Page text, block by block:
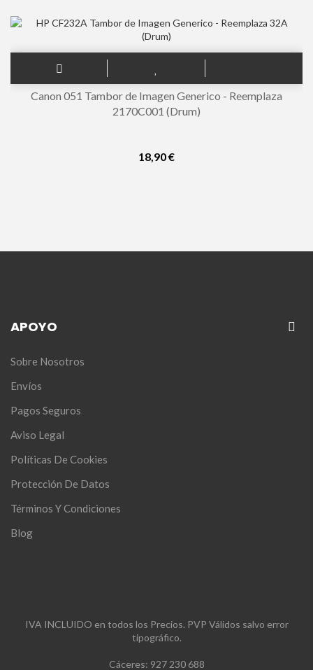
Canon 051 Tambor de Imagen Generico - Reemplaza
2170C001 (Drum)
18,90 €
APOYO
Sobre Nosotros
Envíos
Pagos Seguros
Aviso Legal
Políticas De Cookies
Protección De Datos
Términos Y Condiciones
Blog
IVA INCLUIDO en todos los Precios. PVP Válidos salvo error
tipográfico.
Cáceres: 927 230 688